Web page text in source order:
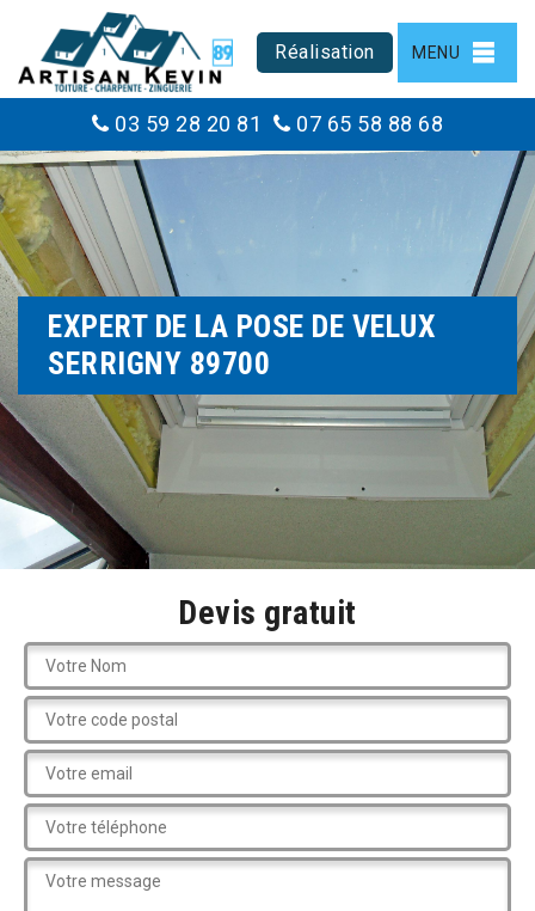
Réalisation MENU
03 59 28 20 81 07 65 58 88 68
EXPERT DE LA POSE DE VELUX
SERRIGNY 89700
Devis gratuit